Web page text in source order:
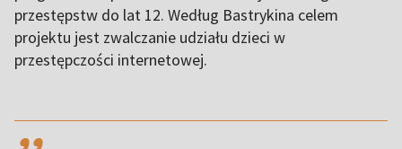
przestępstw do lat 12. Według Bastrykina celem
projektu jest zwalczanie udziału dzieci w
przestępczości internetowej.
,,